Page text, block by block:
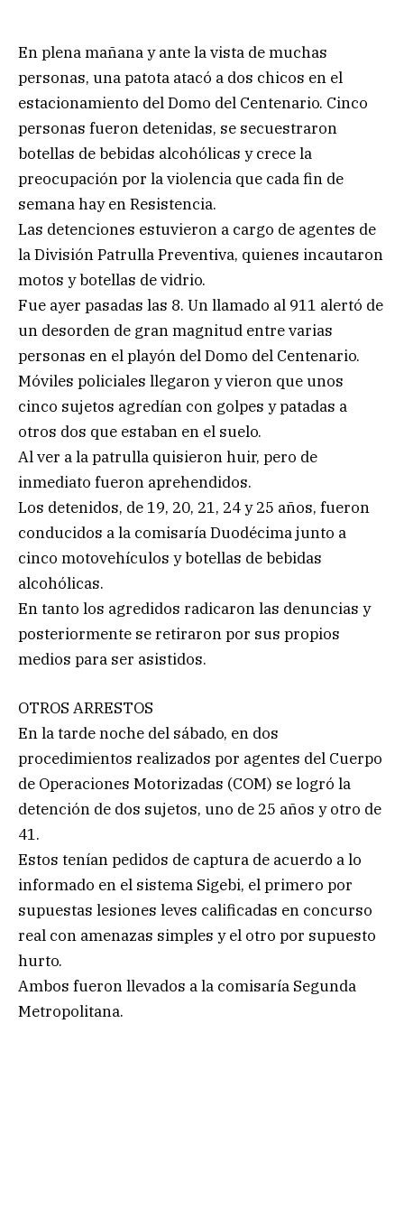
En plena mañana y ante la vista de muchas
personas, una patota atacó a dos chicos en el
estacionamiento del Domo del Centenario. Cinco
personas fueron detenidas, se secuestraron
botellas de bebidas alcohólicas y crece la
preocupación por la violencia que cada fin de
semana hay en Resistencia.
Las detenciones estuvieron a cargo de agentes de
la División Patrulla Preventiva, quienes incautaron
motos y botellas de vidrio.
Fue ayer pasadas las 8. Un llamado al 911 alertó de
un desorden de gran magnitud entre varias
personas en el playón del Domo del Centenario.
Móviles policiales llegaron y vieron que unos
cinco sujetos agredían con golpes y patadas a
otros dos que estaban en el suelo.
Al ver a la patrulla quisieron huir, pero de
inmediato fueron aprehendidos.
Los detenidos, de 19, 20, 21, 24 y 25 años, fueron
conducidos a la comisaría Duodécima junto a
cinco motovehículos y botellas de bebidas
alcohólicas.
En tanto los agredidos radicaron las denuncias y
posteriormente se retiraron por sus propios
medios para ser asistidos.
OTROS ARRESTOS
En la tarde noche del sábado, en dos
procedimientos realizados por agentes del Cuerpo
de Operaciones Motorizadas (COM) se logró la
detención de dos sujetos, uno de 25 años y otro de
41.
Estos tenían pedidos de captura de acuerdo a lo
informado en el sistema Sigebi, el primero por
supuestas lesiones leves calificadas en concurso
real con amenazas simples y el otro por supuesto
hurto.
Ambos fueron llevados a la comisaría Segunda
Metropolitana.